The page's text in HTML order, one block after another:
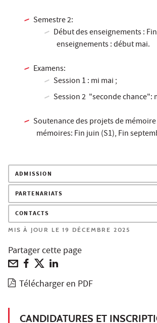
Semestre 2:
Début des enseignements :
enseignements : début mai.
Examens:
Session 1 : mi mai ;
Session 2 "seconde chance":
Soutenance des projets de
mémoires: Fin juin (S1), Fin
ADMISSION
PARTENARIATS
CONTACTS
MIS À JOUR LE 19 DÉCEMBRE 2025
Partager cette page
Télécharger en PDF
CANDIDATURES ET